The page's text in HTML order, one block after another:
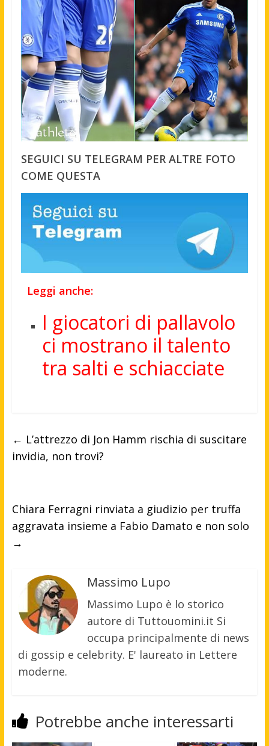
SEGUICI SU TELEGRAM PER ALTRE FOTO
COME QUESTA
Leggi anche:
I giocatori di pallavolo
ci mostrano il talento
tra salti e schiacciate
← L’attrezzo di Jon Hamm rischia di suscitare
invidia, non trovi?
Chiara Ferragni rinviata a giudizio per truffa
aggravata insieme a Fabio Damato e non solo
→
Massimo Lupo
Massimo Lupo è lo storico
autore di Tuttouomini.it Si
occupa principalmente di news
di gossip e celebrity. E' laureato in Lettere
moderne.
Potrebbe anche interessarti